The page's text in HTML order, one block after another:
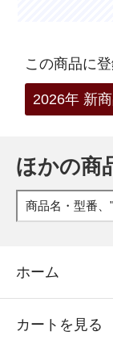
この商品に
2026年 新
ほかの商
ホーム
カートを見る